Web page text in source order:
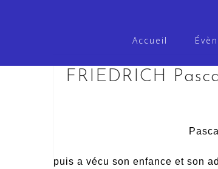
Accueil
FRIEDRICH
puis a vécu son enfance et son